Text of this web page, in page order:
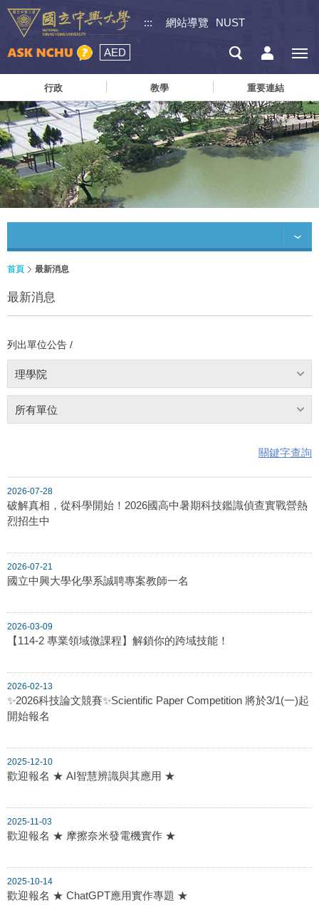
::: 網站導覽 NUST
AED
行政 教學 重要連結
首頁 最新消息
最新消息
列出單位公告 /
理學院
所有單位
關鍵字查詢
2026-07-28
破解真相，從科學開始！2026國高中暑期科技鑑識偵查實戰營熱
烈招生中
2026-07-21
國立中興大學化學系誠聘專案教師一名
2026-03-09
【114-2 專業領域微課程】解鎖你的跨域技能！
2026-02-13
✨2026科技論文競賽✨Scientific Paper Competition 將於3/1(一)起
開始報名
2025-12-10
歡迎報名 ★ AI智慧辨識與其應用 ★
2025-11-03
歡迎報名 ★ 摩擦奈米發電機實作 ★
2025-10-14
歡迎報名 ★ ChatGPT應用實作專題 ★